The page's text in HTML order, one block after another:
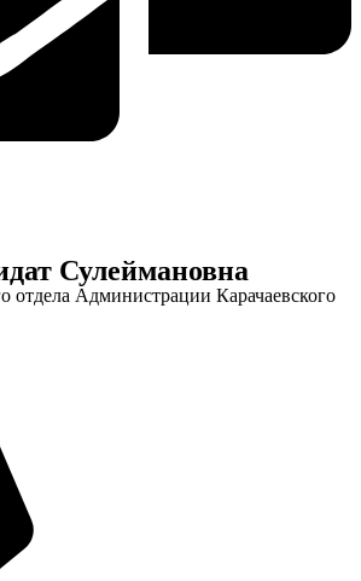
Сулеймановна
отдела Администрации Карачаевского